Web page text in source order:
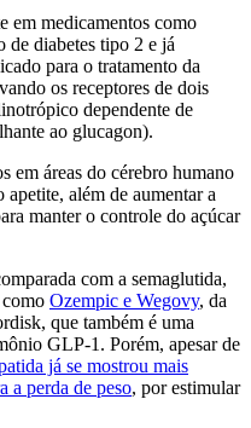
em medicamentos como
de diabetes tipo 2 e já
para o tratamento da
os receptores de dois
dependente de
ao glucagon).
em áreas do cérebro humano
apetite, além de aumentar a
manter o controle do açúcar
com a semaglutida,
Ozempic e Wegovy, da
que também é uma
GLP-1. Porém, apesar de
já se mostrou mais
a perda de peso, por estimular